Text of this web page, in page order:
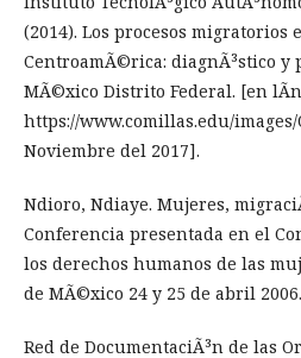
(2014). Los procesos migratorios
CentroamÃ©rica: diagnÃ³stico y
MÃ©xico Distrito Federal. [en
https://www.comillas.edu/
Noviembre del 2017].
Ndioro, Ndiaye. Mujeres,
Conferencia presentada en el
los derechos humanos de las
de MÃ©xico 24 y 25 de abril 2006.
Red de DocumentaciÃ³n de las